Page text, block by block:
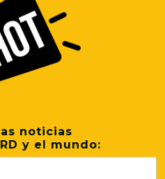
noticias
y el mundo: